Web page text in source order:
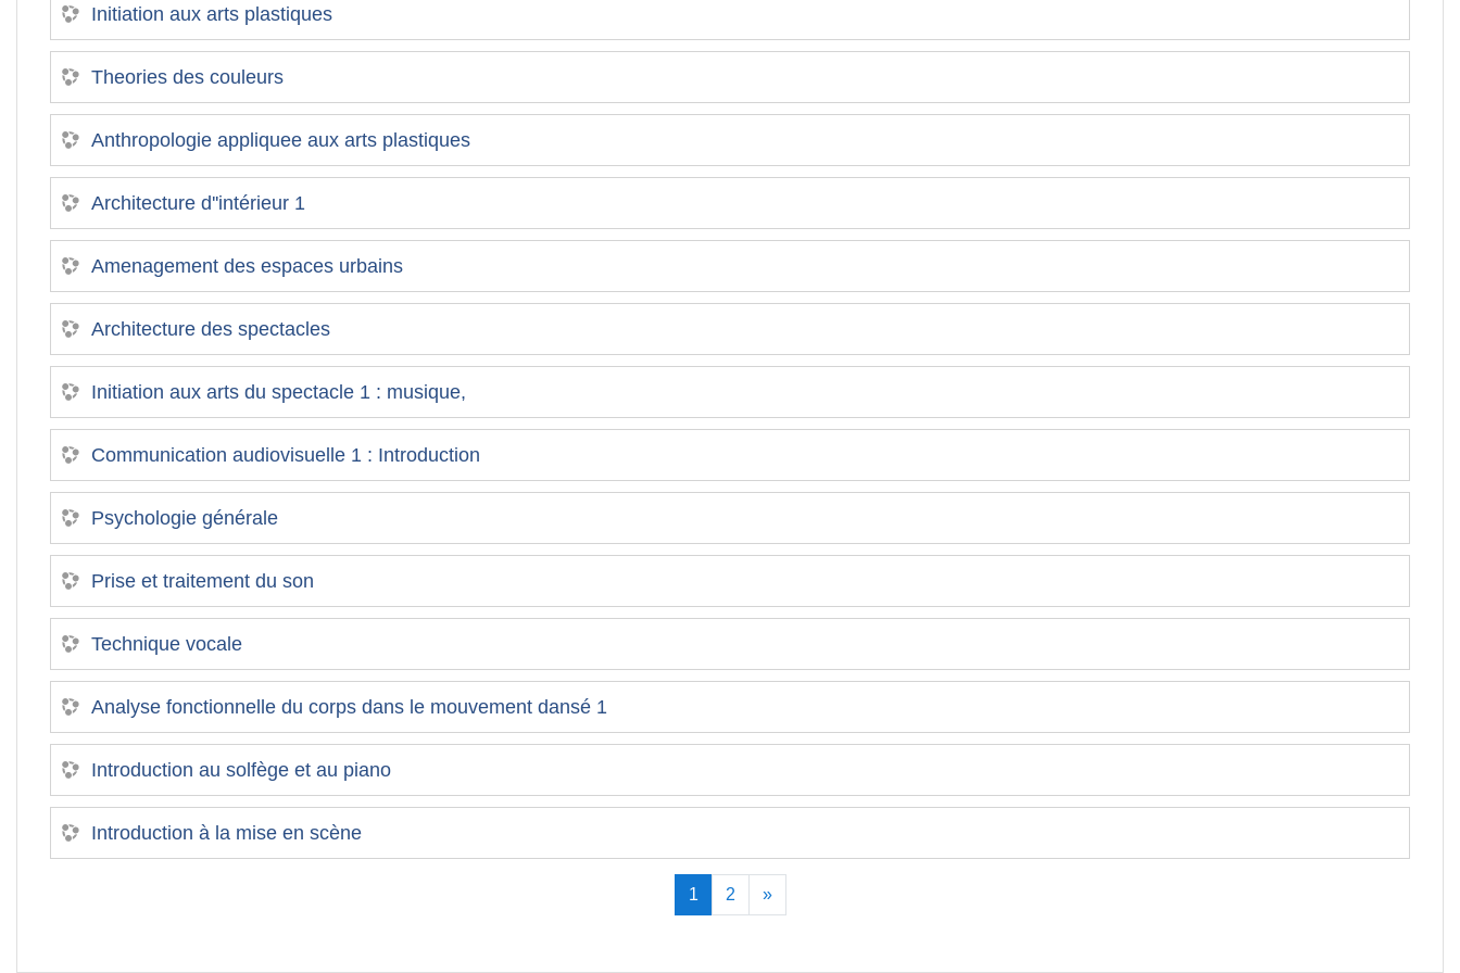
Initiation aux arts plastiques
Theories des couleurs
Anthropologie appliquee aux arts plastiques
Architecture d''intérieur 1
Amenagement des espaces urbains
Architecture des spectacles
Initiation aux arts du spectacle 1 : musique,
Communication audiovisuelle 1 : Introduction
Psychologie générale
Prise et traitement du son
Technique vocale
Analyse fonctionnelle du corps dans le mouvement dansé 1
Introduction au solfège et au piano
Introduction à la mise en scène
1 (actuel)
2 »Suivant